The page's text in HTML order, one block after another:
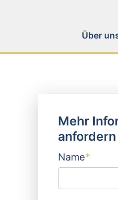
Über
Mehr
anfordern
Pflichtfeld
Name*